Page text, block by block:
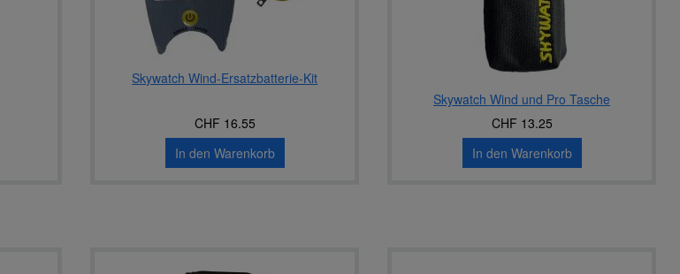
Skywatch Wind-Ersatzbatterie-Kit
CHF 16.55
In den Warenkorb
Skywatch Wind und Pro Tasche
CHF 13.25
In den Warenkorb